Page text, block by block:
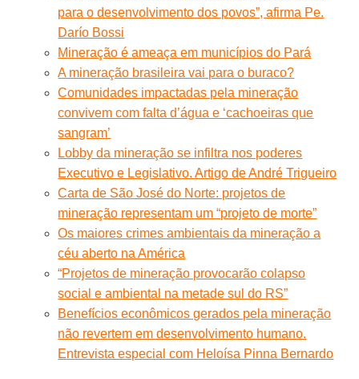
para o desenvolvimento dos povos”, afirma Pe.
Darío Bossi
Mineração é ameaça em municípios do Pará
A mineração brasileira vai para o buraco?
Comunidades impactadas pela mineração
convivem com falta d’água e ‘cachoeiras que
sangram’
Lobby da mineração se infiltra nos poderes
Executivo e Legislativo. Artigo de André Trigueiro
Carta de São José do Norte: projetos de
mineração representam um “projeto de morte”
Os maiores crimes ambientais da mineração a
céu aberto na América
“Projetos de mineração provocarão colapso
social e ambiental na metade sul do RS”
Benefícios econômicos gerados pela mineração
não revertem em desenvolvimento humano.
Entrevista especial com Heloísa Pinna Bernardo